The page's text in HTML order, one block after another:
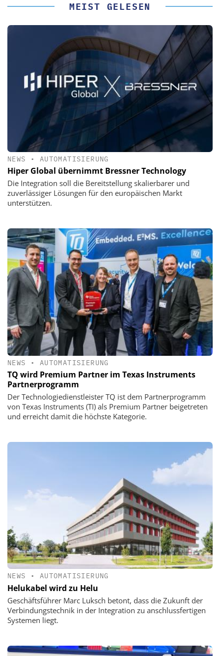
MEIST GELESEN
NEWS • AUTOMATISIERUNG
Hiper Global übernimmt Bressner Technology
Die Integration soll die Bereitstellung skalierbarer und
zuverlässiger Lösungen für den europäischen Markt
unterstützen.
NEWS • AUTOMATISIERUNG
TQ wird Premium Partner im Texas Instruments
Partnerprogramm
Der Technologiedienstleister TQ ist dem Partnerprogramm
von Texas Instruments (TI) als Premium Partner beigetreten
und erreicht damit die höchste Kategorie.
NEWS • AUTOMATISIERUNG
Helukabel wird zu Helu
Geschäftsführer Marc Luksch betont, dass die Zukunft der
Verbindungstechnik in der Integration zu anschlussfertigen
Systemen liegt.